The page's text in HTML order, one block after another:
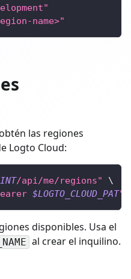
name>"
las regiones
Logto Cloud:
/api/me/regions"
\
$LOGTO_CLOUD_PAT"
disponibles. Usa el
al crear el inquilino.